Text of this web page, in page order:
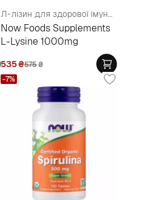
Л-лізин для здорової імунної (ефективний при герпесі) та серцево-судинної систем
Now Foods Supplements
L-Lysine 1000mg
535₴575₴
-7%